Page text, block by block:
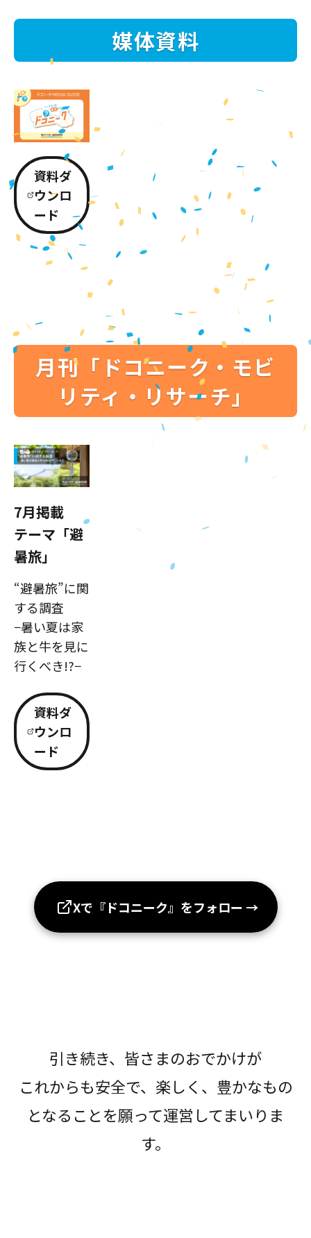
媒体資料
資料ダ
ウンロ
ード
月刊「ドコニーク・モビ
リティ・リサーチ」
7月掲載
テーマ「避
暑旅」
“避暑旅”に関
する調査
−暑い夏は家
族と牛を見に
行くべき!?−
資料ダ
ウンロ
ード
Xで『ドコニーク』をフォロー →
引き続き、皆さまのおでかけが
これからも安全で、楽しく、豊かなもの
となることを願って運営してまいりま
す。